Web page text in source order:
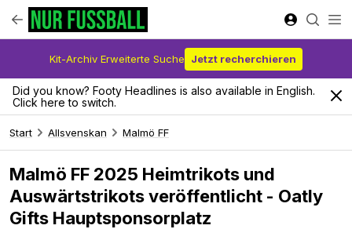
Kit-Archiv Erweiterte Suche Jetzt recherchieren
Did you know? Footy Headlines is also available in English.
Click here to switch.
Start Allsvenskan Malmö FF
Malmö FF 2025 Heimtrikots und
Auswärtstrikots veröffentlicht - Oatly
Gifts Hauptsponsorplatz